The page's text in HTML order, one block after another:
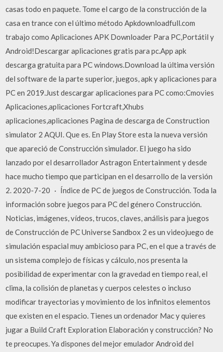
casas todo en paquete. Tome el cargo de la construcción de la
casa en trance con el último método Apkdownloadfull.com
trabajo como Aplicaciones APK Downloader Para PC,Portátil y
Android!Descargar aplicaciones gratis para pc.App apk
descarga gratuita para PC windows.Download la última versión
del software de la parte superior, juegos, apk y aplicaciones para
PC en 2019.Just descargar aplicaciones para PC como:Cmovies
Aplicaciones,aplicaciones Fortcraft,Xhubs
aplicaciones,aplicaciones Pagina de descarga de Construction
simulator 2 AQUI. Que es. En Play Store esta la nueva versión
que apareció de Construcción simulador. El juego ha sido
lanzado por el desarrollador Astragon Entertainment y desde
hace mucho tiempo que participan en el desarrollo de la versión
2. 2020-7-20 · Índice de PC de juegos de Construcción. Toda la
información sobre juegos para PC del género Construcción.
Noticias, imágenes, vídeos, trucos, claves, análisis para juegos
de Construcción de PC Universe Sandbox 2 es un videojuego de
simulación espacial muy ambicioso para PC, en el que a través de
un sistema complejo de físicas y cálculo, nos presenta la
posibilidad de experimentar con la gravedad en tiempo real, el
clima, la colisión de planetas y cuerpos celestes o incluso
modificar trayectorias y movimiento de los infinitos elementos
que existen en el espacio. Tienes un ordenador Mac y quieres
jugar a Build Craft Exploration Elaboración y construcción? No
te preocupes. Ya dispones del mejor emulador Android del